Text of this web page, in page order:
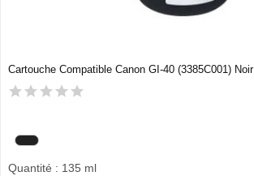
Cartouche Compatible Canon GI-40 (3385C001) Noir
Quantité : 135 ml